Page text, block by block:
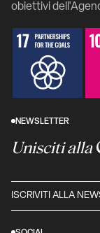
obiettivi
NEWSLETTER
Unisciti alla
ISCRIVITI ALLA